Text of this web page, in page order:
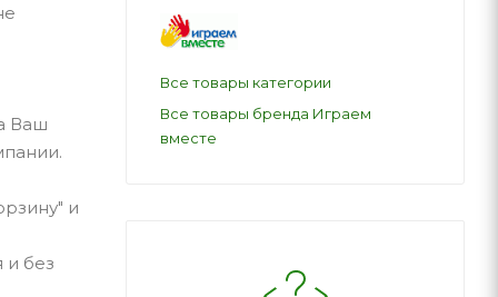
Ваш
и
и без
Все товары категории
Все товары бренда Играем
вместе